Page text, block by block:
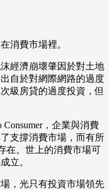
消費市場裡。
經濟崩壞肇因於對土地
自於對網際網路的過度
級房貸的過度投資，但
Consumer，企業與消費
支撐消費市場，而有所
在。世上的消費市場可
立。
，光只有投資市場領先